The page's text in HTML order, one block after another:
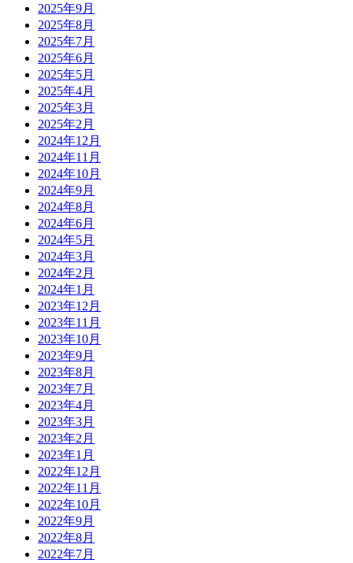
2025年9月
2025年8月
2025年7月
2025年6月
2025年5月
2025年4月
2025年3月
2025年2月
2024年12月
2024年11月
2024年10月
2024年9月
2024年8月
2024年6月
2024年5月
2024年3月
2024年2月
2024年1月
2023年12月
2023年11月
2023年10月
2023年9月
2023年8月
2023年7月
2023年4月
2023年3月
2023年2月
2023年1月
2022年12月
2022年11月
2022年10月
2022年9月
2022年8月
2022年7月